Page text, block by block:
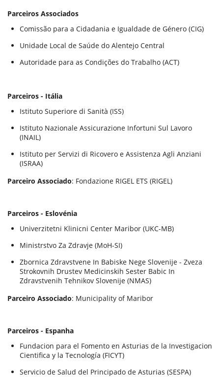
Parceiros Associados
Comissão para a Cidadania e Igualdade de Género (CIG)
Unidade Local de Saúde do Alentejo Central
Autoridade para as Condições do Trabalho (ACT)
Parceiros - Itália
Istituto Superiore di Sanità (ISS)
Istituto Nazionale Assicurazione Infortuni Sul Lavoro
(INAIL)
Istituto per Servizi di Ricovero e Assistenza Agli Anziani
(ISRAA)
Parceiro Associado: Fondazione RIGEL ETS (RIGEL)
Parceiros - Eslovénia
Univerzitetni Klinicni Center Maribor (UKC-MB)
Ministrstvo Za Zdravje (MoH-SI)
Zbornica Zdravstvene In Babiske Nege Slovenije - Zveza
Strokovnih Drustev Medicinskih Sester Babic In
Zdravstvenih Tehnikov Slovenije (NMAS)
Parceiro Associado: Municipality of Maribor
Parceiros - Espanha
Fundacion para el Fomento en Asturias de la Investigacion
Cientifica y la Tecnología (FICYT)
Servicio de Salud del Principado de Asturias (SESPA)